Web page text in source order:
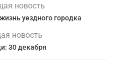
новость
уездного городка
новость
30 декабря